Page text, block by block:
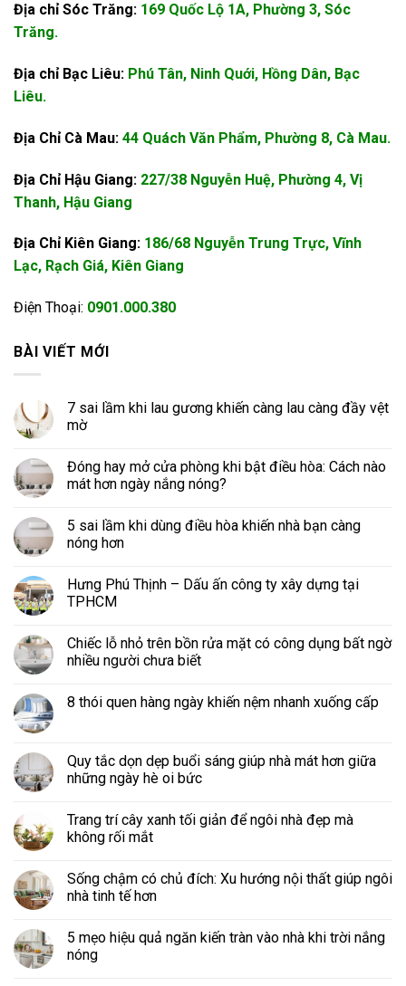
Địa chỉ Sóc Trăng: 169 Quốc Lộ 1A, Phường 3, Sóc
Trăng.
Địa chỉ Bạc Liêu: Phú Tân, Ninh Quới, Hồng Dân, Bạc
Liêu.
Địa Chỉ Cà Mau: 44 Quách Văn Phẩm, Phường 8, Cà Mau.
Địa Chỉ Hậu Giang: 227/38 Nguyễn Huệ, Phường 4, Vị
Thanh, Hậu Giang
Địa Chỉ Kiên Giang: 186/68 Nguyễn Trung Trực, Vĩnh
Lạc, Rạch Giá, Kiên Giang
Điện Thoại: 0901.000.380
BÀI VIẾT MỚI
7 sai lầm khi lau gương khiến càng lau càng đầy vệt
mờ
Đóng hay mở cửa phòng khi bật điều hòa: Cách nào
mát hơn ngày nắng nóng?
5 sai lầm khi dùng điều hòa khiến nhà bạn càng
nóng hơn
Hưng Phú Thịnh – Dấu ấn công ty xây dựng tại
TPHCM
Chiếc lỗ nhỏ trên bồn rửa mặt có công dụng bất ngờ
nhiều người chưa biết
8 thói quen hàng ngày khiến nệm nhanh xuống cấp
Quy tắc dọn dẹp buổi sáng giúp nhà mát hơn giữa
những ngày hè oi bức
Trang trí cây xanh tối giản để ngôi nhà đẹp mà
không rối mắt
Sống chậm có chủ đích: Xu hướng nội thất giúp ngôi
nhà tinh tế hơn
5 mẹo hiệu quả ngăn kiến tràn vào nhà khi trời nắng
nóng